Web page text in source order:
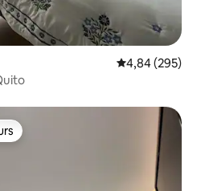
Évaluation
4,84 (295)
plus appréciés